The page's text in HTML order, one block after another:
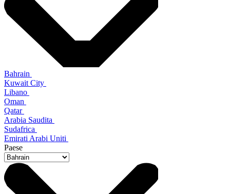
Bahrain
Kuwait City
Libano
Oman
Qatar
Arabia Saudita
Sudafrica
Emirati Arabi Uniti
Paese